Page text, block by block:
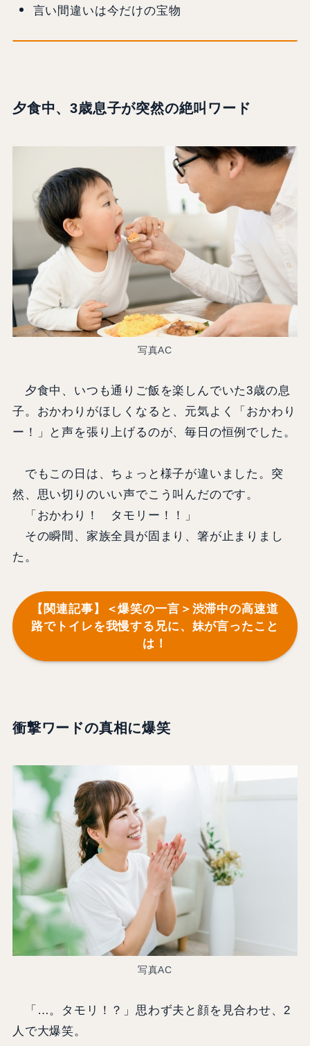
言い間違いは今だけの宝物
夕食中、3歳息子が突然の絶叫ワード
写真AC
夕食中、いつも通りご飯を楽しんでいた3歳の息
子。おかわりがほしくなると、元気よく「おかわり
ー！」と声を張り上げるのが、毎日の恒例でした。
でもこの日は、ちょっと様子が違いました。突
然、思い切りのいい声でこう叫んだのです。
「おかわり！ タモリー！！」
その瞬間、家族全員が固まり、箸が止まりまし
た。
【関連記事】＜爆笑の一言＞渋滞中の高速道
路でトイレを我慢する兄に、妹が言ったこと
は！
衝撃ワードの真相に爆笑
写真AC
「…。タモリ！？」思わず夫と顔を見合わせ、2
人で大爆笑。